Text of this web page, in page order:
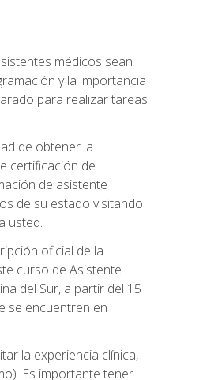
médicos sean
y la importancia
para realizar tareas
de obtener la
certificación de
de asistente
de su estado visitando
usted.
oficial de la
curso de Asistente
del Sur, a partir del 15
se encuentren en
la experiencia clínica,
Es importante tener